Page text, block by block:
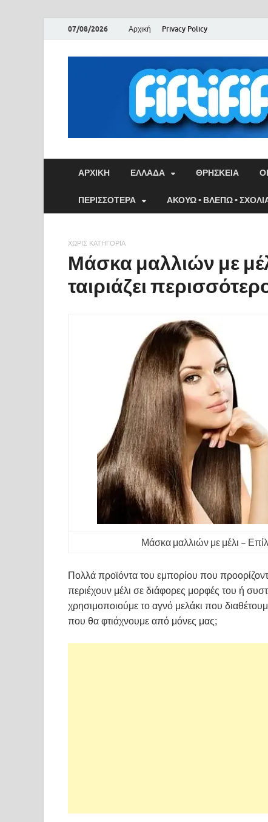
07/08/2026 Αρχική Privacy Policy
ΑΡΧΙΚΉ ΕΛΛΑΔΑ ΘΡΗΣΚΕΙΑ
ΠΕΡΙΣΣΟΤΕΡΑ ΑΚΟΥΩ • ΒΛΕΠΩ •
ΧΩΡΊΣ ΚΑΤΗΓΟΡΊΑ
Μάσκα μαλλιών με
ταιριάζει
Μάσκα μαλλιών με μέλι –
Πολλά προϊόντα του εμπορίου που
περιέχουν μέλι σε διάφορες μορφές του ή
χρησιμοποιούμε το αγνό μελάκι που
που θα φτιάχνουμε από μόνες μας;